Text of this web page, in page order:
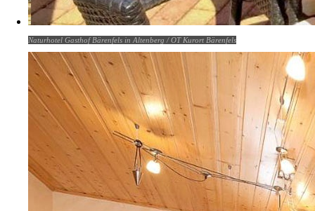
Naturhotel Gasthof Bärenfels in Altenberg / OT Kurort Bärenfels